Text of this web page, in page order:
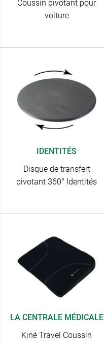
Coussin pivotant pour
voiture
IDENTITÉS
Disque de transfert
pivotant 360° Identités
LA CENTRALE MÉDICALE
Kiné Travel Coussin